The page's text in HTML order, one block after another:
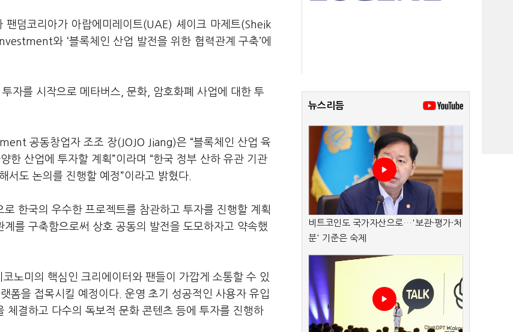
팬덤코리아가 아랍에미레이트(UAE) 셰이크 마제트(Sheik
와 ‘블록체인 산업 발전을 위한 협력관계 구축’에
자를 시작으로 메타버스, 문화, 암호화폐 사업에 대한 투
공동창업자 조조 장(JOJO Jiang)은 “블록체인 산업 육
한 산업에 투자할 계획”이라며 “한국 정부 산하 유관 기관
도 논의를 진행할 예정”이라고 밝혔다.
한국의 우수한 프로젝트를 참관하고 투자를 진행할 계획
를 구축함으로써 상호 공동의 발전을 도모하자고 약속했
노미의 핵심인 크리에이터와 팬들이 가깝게 소통할 수 있
폼을 접목시킬 예정이다. 운영 초기 성공적인 사용자 유입
결하고 다수의 독보적 문화 콘텐츠 등에 투자를 진행하
뉴스리듬
비트코인도 국가자산으로…'보관·평가·처
분' 기준은 숙제